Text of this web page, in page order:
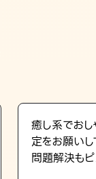
癒し系でおし
定をお願い
問題解決もピ